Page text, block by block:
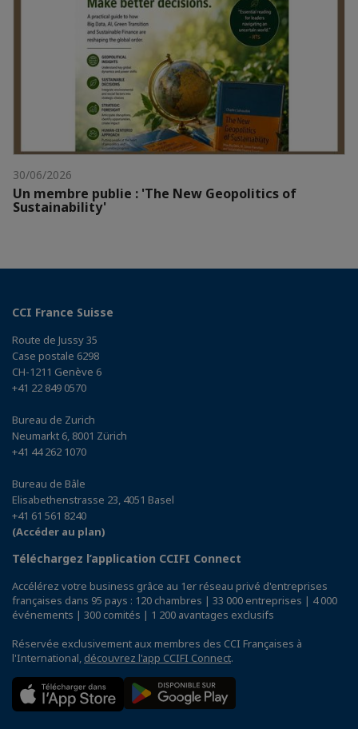
30/06/2026
Un membre publie : 'The New Geopolitics of
Sustainability'
CCI France Suisse
Route de Jussy 35
Case postale 6298
CH-1211 Genève 6
+41 22 849 0570
Bureau de Zurich
Neumarkt 6, 8001 Zürich
+41 44 262 1070
Bureau de Bâle
Elisabethenstrasse 23, 4051 Basel
+41 61 561 8240
(Accéder au plan)
Téléchargez l’application CCIFI Connect
Accélérez votre business grâce au 1er réseau privé d'entreprises
françaises dans 95 pays : 120 chambres | 33 000 entreprises | 4 000
événements | 300 comités | 1 200 avantages exclusifs
Réservée exclusivement aux membres des CCI Françaises à
l'International, découvrez l'app CCIFI Connect.